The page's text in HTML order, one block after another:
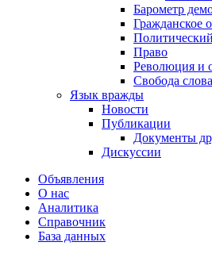
Барометр
Гражданское
Право
Революция и
Свобода слова
Язык вражды
Новости
Публикации
Документы
Дискуссии
Объявления
О нас
Аналитика
Справочник
База данных